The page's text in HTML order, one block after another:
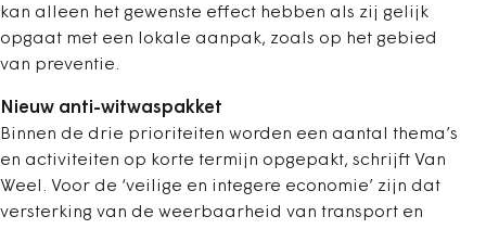
kan alleen het gewenste effect hebben als zij gelijk
opgaat met een lokale aanpak, zoals op het gebied
van preventie.
Nieuw anti-witwaspakket
Binnen de drie prioriteiten worden een aantal thema’s
en activiteiten op korte termijn opgepakt, schrijft Van
Weel. Voor de ‘veilige en integere economie’ zijn dat
versterking van de weerbaarheid van transport en